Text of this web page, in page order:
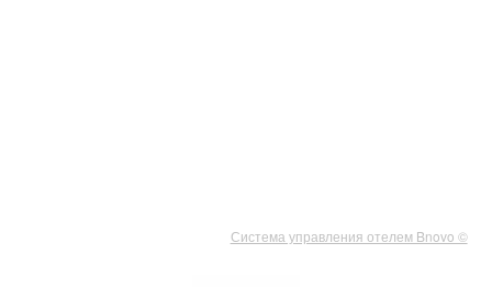
Система управления отелем Bnovo ©